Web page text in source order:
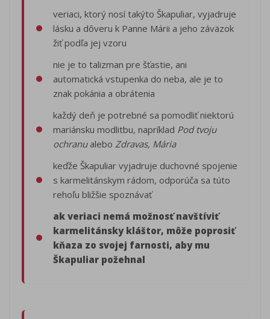
veriaci, ktorý nosí takýto Škapuliar, vyjadruje
lásku a dôveru k Panne Márii a jeho záväzok
žiť podľa jej vzoru
nie je to talizman pre šťastie, ani
automatická vstupenka do neba, ale je to
znak pokánia a obrátenia
každý deň je potrebné sa pomodliť niektorú
mariánsku modlitbu, napríklad Pod tvoju
ochranualebo Zdravas, Mária
keďže Škapuliar vyjadruje duchovné spojenie
s karmelitánskym rádom, odporúča sa túto
rehoľu bližšie spoznávať
ak veriaci nemá možnosť navštíviť
karmelitánsky kláštor, môže poprosiť
kňaza zo svojej farnosti, aby mu
Škapuliar požehnal